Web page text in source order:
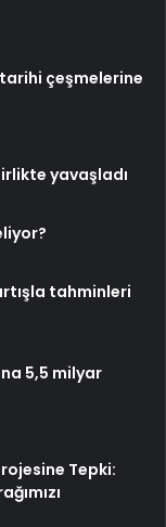
tarihi çeşmelerine
yavaşladı
tahminleri
5,5 milyar
Tepki: